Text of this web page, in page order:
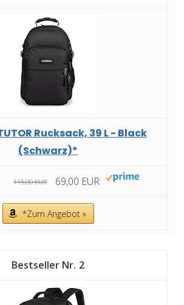
Rucksack, 39 L - Black
(Schwarz)*
115,00 EUR 69,00 EUR
*Zum Angebot »
2